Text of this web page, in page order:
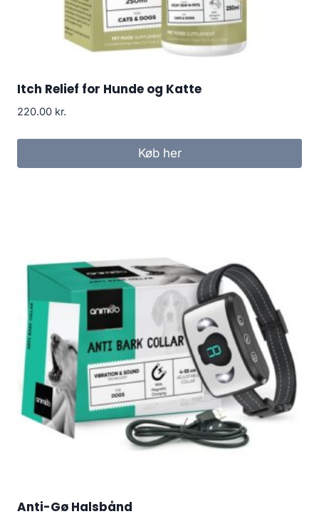
Itch Relief for Hunde og Katte
220.00 kr.
Køb her
Anti-Gø Halsbånd